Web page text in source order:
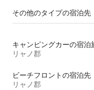
その他のタ⁠イ⁠プ⁠の宿⁠泊⁠先
キャンピングカーの宿泊
リャノ郡
ビーチフロントの宿泊先
リャノ郡